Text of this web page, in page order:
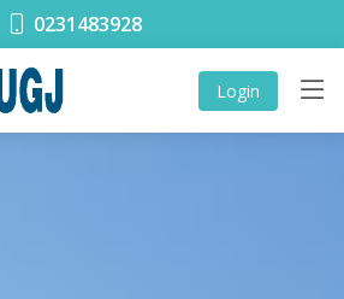
0231483928
Login